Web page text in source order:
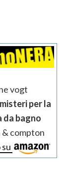
vogt
per la
da bagno
compton